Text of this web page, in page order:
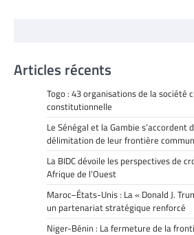
Articles récents
Togo : 43 organisations de la société
constitutionnelle
Le Sénégal et la Gambie
délimitation de leur frontière
La BIDC dévoile les perspectives de
Afrique de l’Ouest
Maroc–États-Unis : La « Donald J.
un partenariat stratégique renforcé
Niger-Bénin : La fermeture de la